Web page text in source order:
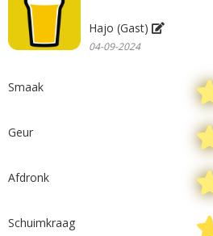
Hajo (Gast)
04-09-2024
Smaak
Geur
Afdronk
Schuimkraag